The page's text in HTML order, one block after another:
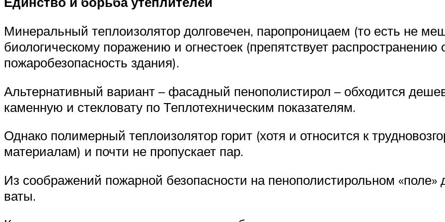
Минеральный теплоизолятор долговечен, паропроницаем (то есть не
биологическому поражению и огнестоек (препятствует
пожаробезопасность здания).
Альтернативный вариант – фасадный пенополистирол – обходится
каменную и стекловату по Теплотехническим показателям.
Однако полимерный теплоизолятор горит (хотя и относится к
материалам) и почти не пропускает пар.
Из соображений пожарной безопасности на пенополистирольном
ваты.